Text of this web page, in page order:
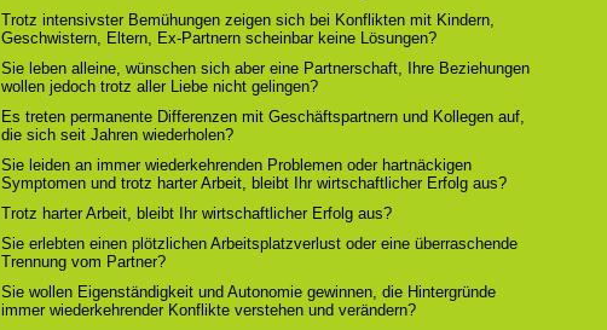
Trotz intensivster Bemühungen zeigen sich bei Konflikten mit Kindern,
Geschwistern, Eltern, Ex-Partnern scheinbar keine Lösungen?
Sie leben alleine, wünschen sich aber eine Partnerschaft, Ihre Beziehungen
wollen jedoch trotz aller Liebe nicht gelingen?
Es treten permanente Differenzen mit Geschäftspartnern und Kollegen auf,
die sich seit Jahren wiederholen?
Sie leiden an immer wiederkehrenden Problemen oder hartnäckigen
Symptomen und trotz harter Arbeit, bleibt Ihr wirtschaftlicher Erfolg aus?
Trotz harter Arbeit, bleibt Ihr wirtschaftlicher Erfolg aus?
Sie erlebten einen plötzlichen Arbeitsplatzverlust oder eine überraschende
Trennung vom Partner?
Sie wollen Eigenständigkeit und Autonomie gewinnen, die Hintergründe
immer wiederkehrender Konflikte verstehen und verändern?